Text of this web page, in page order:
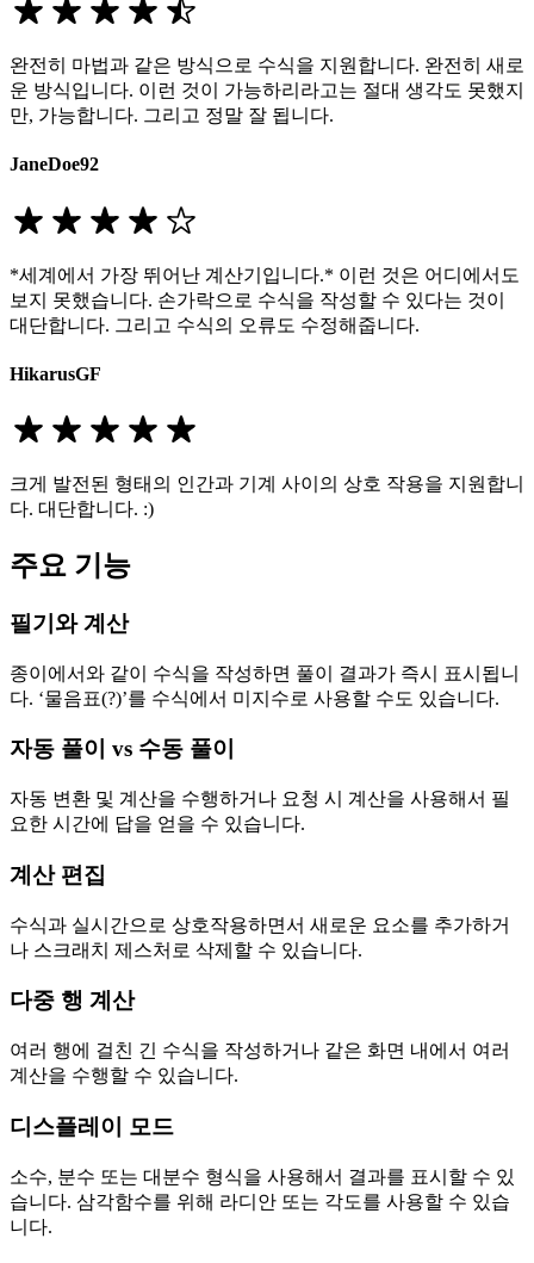
완전히 마법과 같은 방식으로 수식을 지원합니다. 완전히 새로
운 방식입니다. 이런 것이 가능하리라고는 절대 생각도 못했지
만, 가능합니다. 그리고 정말 잘 됩니다.
JaneDoe92
*세계에서 가장 뛰어난 계산기입니다.* 이런 것은 어디에서도
보지 못했습니다. 손가락으로 수식을 작성할 수 있다는 것이
대단합니다. 그리고 수식의 오류도 수정해줍니다.
HikarusGF
크게 발전된 형태의 인간과 기계 사이의 상호 작용을 지원합니
다. 대단합니다. :)
주요 기능
필기와 계산
종이에서와 같이 수식을 작성하면 풀이 결과가 즉시 표시됩니
다. ‘물음표(?)’를 수식에서 미지수로 사용할 수도 있습니다.
자동 풀이 vs 수동 풀이
자동 변환 및 계산을 수행하거나 요청 시 계산을 사용해서 필
요한 시간에 답을 얻을 수 있습니다.
계산 편집
수식과 실시간으로 상호작용하면서 새로운 요소를 추가하거
나 스크래치 제스처로 삭제할 수 있습니다.
다중 행 계산
여러 행에 걸친 긴 수식을 작성하거나 같은 화면 내에서 여러
계산을 수행할 수 있습니다.
디스플레이 모드
소수, 분수 또는 대분수 형식을 사용해서 결과를 표시할 수 있
습니다. 삼각함수를 위해 라디안 또는 각도를 사용할 수 있습
니다.